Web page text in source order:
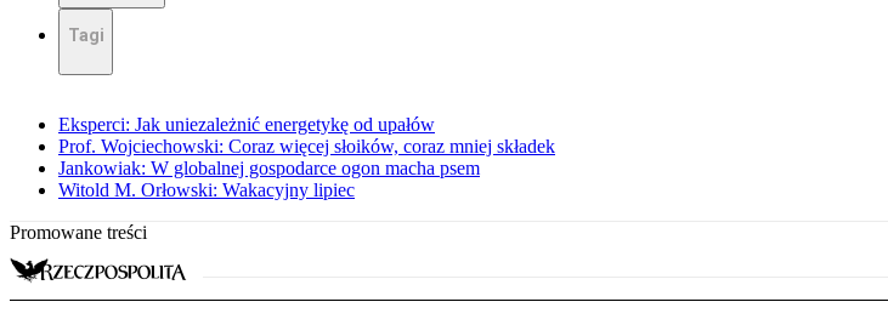
Tagi
Eksperci: Jak uniezależnić energetykę od upałów
Prof. Wojciechowski: Coraz więcej słoików, coraz mniej składek
Jankowiak: W globalnej gospodarce ogon macha psem
Witold M. Orłowski: Wakacyjny lipiec
Promowane treści